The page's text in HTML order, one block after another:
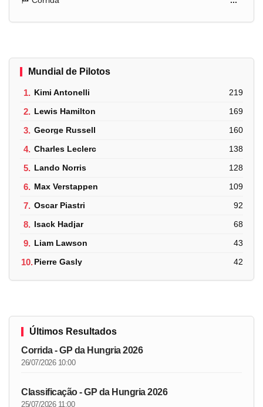
Mundial de Pilotos
1. Kimi Antonelli 219
2. Lewis Hamilton 169
3. George Russell 160
4. Charles Leclerc 138
5. Lando Norris 128
6. Max Verstappen 109
7. Oscar Piastri 92
8. Isack Hadjar 68
9. Liam Lawson 43
10.Pierre Gasly 42
Últimos Resultados
Corrida - GP da Hungria 2026
26/07/2026 10:00
Classificação - GP da Hungria 2026
25/07/2026 11:00